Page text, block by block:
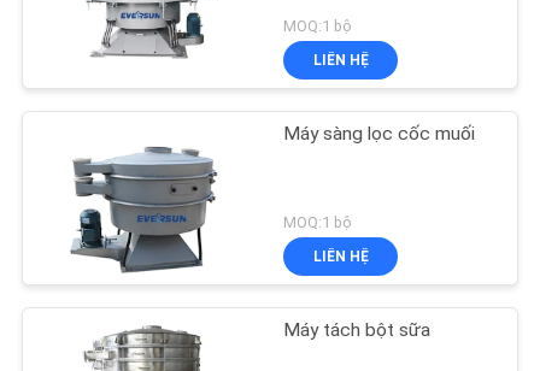
MOQ:1 bộ
LIÊN HỆ
Máy sàng lọc cốc muối
MOQ:1 bộ
LIÊN HỆ
Máy tách bột sữa